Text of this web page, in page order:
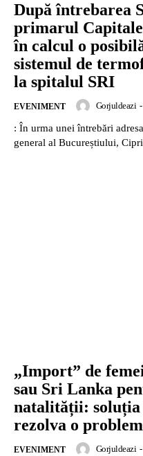
După întrebarea
primarul
în calcul o
sistemul de
la spitalul SRI
EVENIMENT Gorjuldeazi -
: În urma unei întrebări
general al Bucureștiului,
„Import” de
sau Sri Lanka
natalității: soluția
rezolva o
EVENIMENT Gorjuldeazi -